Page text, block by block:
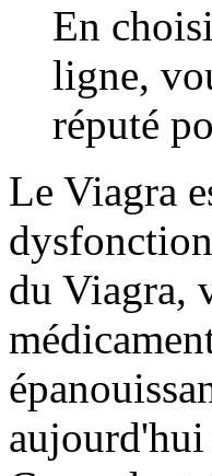
En
ligne,
réputé
Le Viagra
du Viagra,
aujourd'hui